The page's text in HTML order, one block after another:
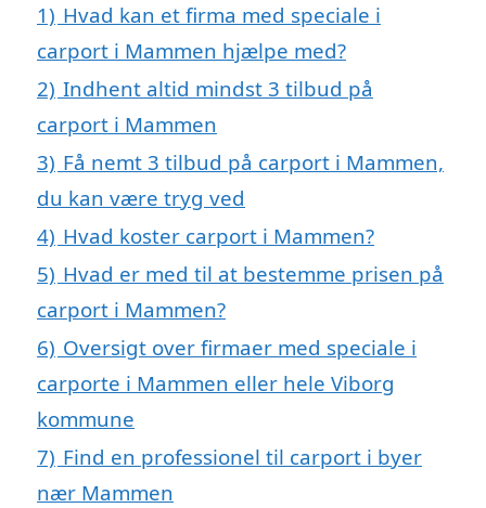
1) Hvad kan et firma med speciale i
carport i Mammen hjælpe med?
2) Indhent altid mindst 3 tilbud på
carport i Mammen
3) Få nemt 3 tilbud på carport i Mammen,
du kan være tryg ved
4) Hvad koster carport i Mammen?
5) Hvad er med til at bestemme prisen på
carport i Mammen?
6) Oversigt over firmaer med speciale i
carporte i Mammen eller hele Viborg
kommune
7) Find en professionel til carport i byer
nær Mammen